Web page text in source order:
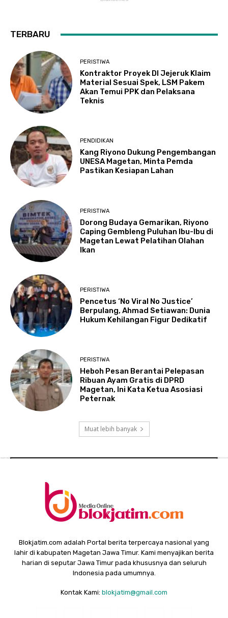
TERBARU
PERISTIWA
Kontraktor Proyek DI Jejeruk Klaim
Material Sesuai Spek, LSM Pakem
Akan Temui PPK dan Pelaksana
Teknis
PENDIDIKAN
Kang Riyono Dukung Pengembangan
UNESA Magetan, Minta Pemda
Pastikan Kesiapan Lahan
PERISTIWA
Dorong Budaya Gemarikan, Riyono
Caping Gembleng Puluhan Ibu-Ibu di
Magetan Lewat Pelatihan Olahan
Ikan
PERISTIWA
Pencetus ‘No Viral No Justice’
Berpulang, Ahmad Setiawan: Dunia
Hukum Kehilangan Figur Dedikatif
PERISTIWA
Heboh Pesan Berantai Pelepasan
Ribuan Ayam Gratis di DPRD
Magetan, Ini Kata Ketua Asosiasi
Peternak
Muat lebih banyak
Blokjatim.com adalah Portal berita terpercaya nasional yang
lahir di kabupaten Magetan Jawa Timur. Kami menyajikan berita
harian di seputar Jawa Timur pada khususnya dan seluruh
Indonesia pada umumnya.
Kontak Kami: blokjatim@gmail.com